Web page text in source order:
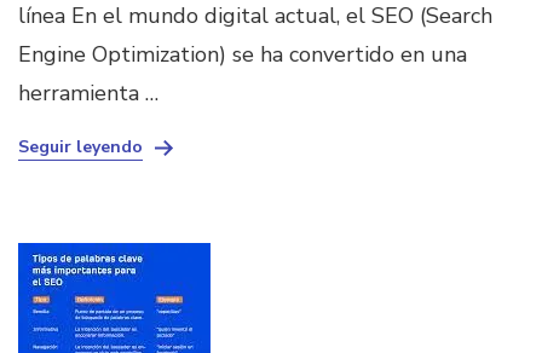
línea En el mundo digital actual, el SEO (Search
Engine Optimization) se ha convertido en una
herramienta …
Seguir leyendo